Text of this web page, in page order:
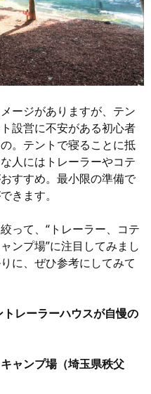
ージがありますが、テン
設営に不安がある初心者
。テントで寝ることに抵
人にはトレーラーやコテ
すすめ。最小限の準備で
きます。
って、“トレーラー、コテ
ンプ場”に注目してみまし
に、ぜひ参考にしてみて
レーラーハウスが自慢の
ャンプ場（埼玉県秩父